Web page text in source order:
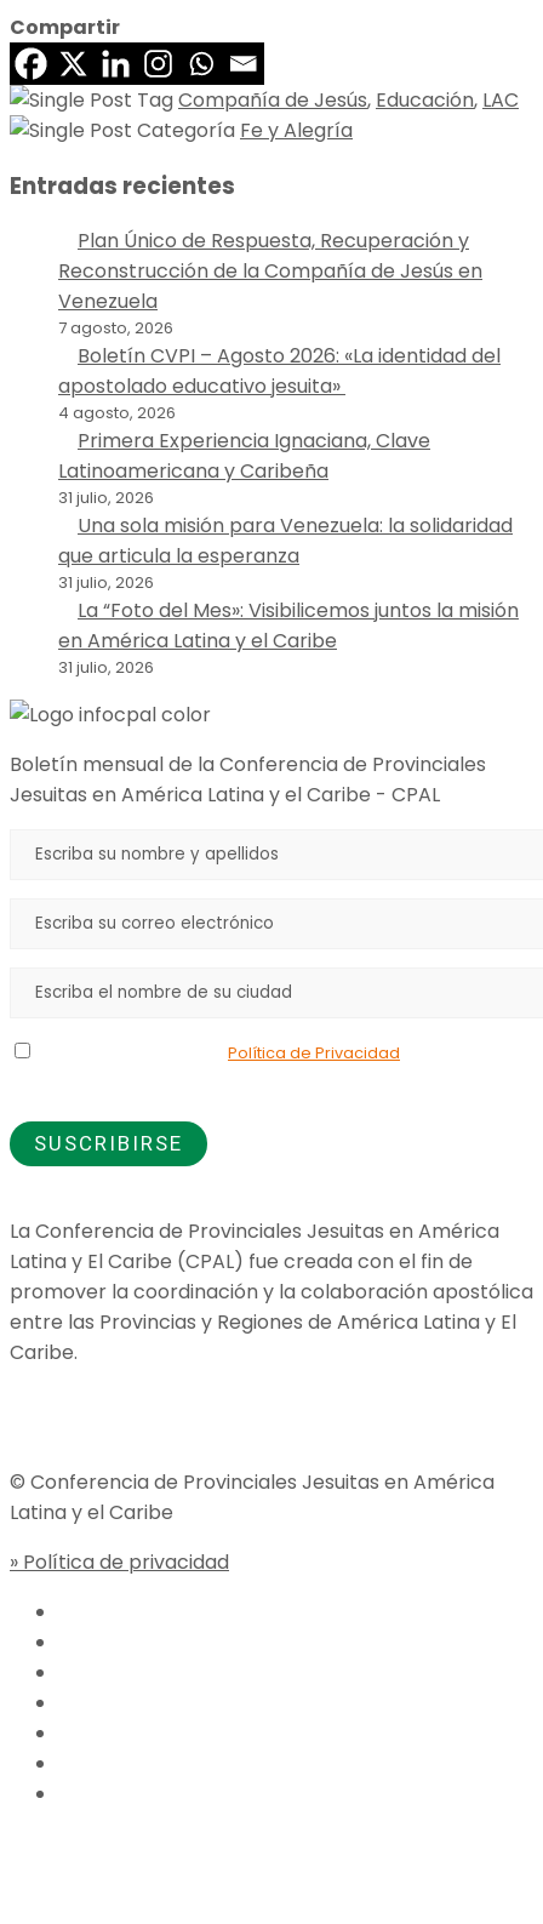
Compartir
Compañía de Jesús, Educación, LAC
Fe y Alegría
Entradas recientes
Plan Único de Respuesta, Recuperación y
Reconstrucción de la Compañía de Jesús en
Venezuela
7 agosto, 2026
Boletín CVPI – Agosto 2026: «La identidad del
apostolado educativo jesuita»
4 agosto, 2026
Primera Experiencia Ignaciana, Clave
Latinoamericana y Caribeña
31 julio, 2026
Una sola misión para Venezuela: la solidaridad
que articula la esperanza
31 julio, 2026
La “Foto del Mes»: Visibilicemos juntos la misión
en América Latina y el Caribe
31 julio, 2026
Boletín mensual de la Conferencia de Provinciales
Jesuitas en América Latina y el Caribe - CPAL
Política de Privacidad
La Conferencia de Provinciales Jesuitas en América
Latina y El Caribe (CPAL) fue creada con el fin de
promover la coordinación y la colaboración apostólica
entre las Provincias y Regiones de América Latina y El
Caribe.
© Conferencia de Provinciales Jesuitas en América
Latina y el Caribe
» Política de privacidad